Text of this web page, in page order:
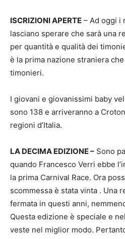
ISCRIZIONI APERTE – Ad oggi i
lasciano sperare che sarà una
per quantità e qualità dei
è la prima nazione straniera
timonieri.
I giovani e giovanissimi baby
sono 138 e arriveranno a
regioni d’Italia.
LA DECIMA EDIZIONE – Sono
quando Francesco Verri ebbe
la prima Carnival Race. Ora
scommessa è stata vinta . Una
fermata in questi anni,
Questa edizione è speciale e
veste nel miglior modo.